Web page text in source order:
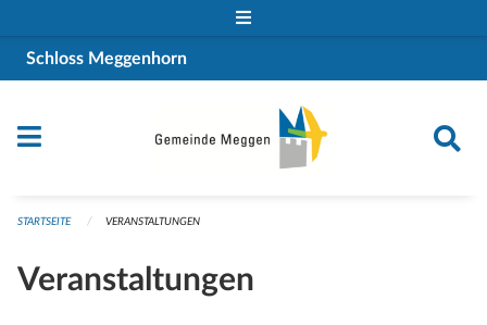
Schloss Meggenhorn
STARTSEITE VERANSTALTUNGEN
Veranstaltungen